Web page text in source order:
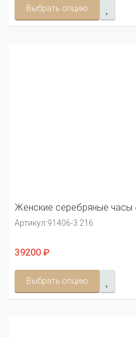
Выбрать опцию
Женские серебряные часы
Артикул:91406-3.216
39200 ₽
Выбрать опцию